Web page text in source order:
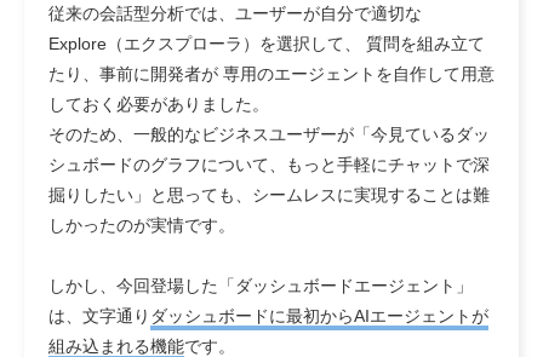
従来の会話型分析では、ユーザーが自分で適切な
Explore（エクスプローラ）を選択して、 質問を組み立て
たり、事前に開発者が 専用のエージェントを自作して用意
しておく必要がありました。
そのため、一般的なビジネスユーザーが「今見ているダッ
シュボードのグラフについて、もっと手軽にチャットで深
掘りしたい」と思っても、シームレスに実現することは難
しかったのが実情です。
しかし、今回登場した「ダッシュボードエージェント」
は、文字通り ダッシュボードに最初からAIエージェントが
組み込まれる機能です。